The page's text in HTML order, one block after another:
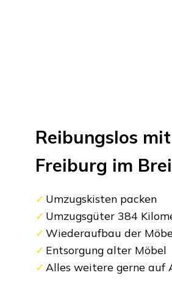
Reibungslos
Freiburg im
Umzugskisten packen
Umzugsgüter 384
Wiederaufbau der
Entsorgung alter Möbel
Alles weitere gerne auf